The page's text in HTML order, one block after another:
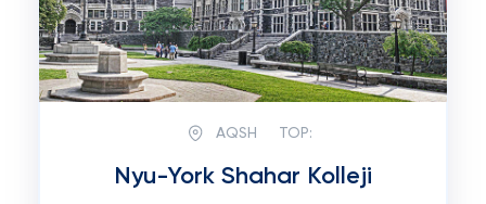
AQSH TOP:
Nyu-York Shahar Kolleji